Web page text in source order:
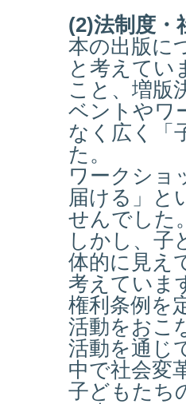
(2)法制度・
本の出版に
と考えてい
こと、増版
ベントやワ
なく広く「
た。
ワークショ
届ける」と
せんでした
しかし、子
体的に見え
考えていま
権利条例を
活動をおこ
活動を通じ
中で社会変
子どもたち